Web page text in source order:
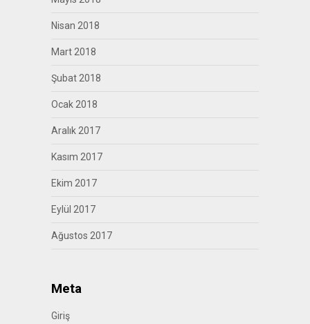
Nisan 2018
Mart 2018
Şubat 2018
Ocak 2018
Aralık 2017
Kasım 2017
Ekim 2017
Eylül 2017
Ağustos 2017
Meta
Giriş